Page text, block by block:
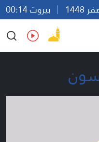
بيروت 00:14
Ar
En Fr Es